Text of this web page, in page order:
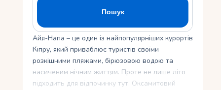
Айя-Напа – це один із найпопулярніших курортів
Кіпру, який приваблює туристів своїми
розкішними пляжами, бірюзовою водою та
насиченим нічним життям. Проте не лише літо
підходить для відпочинку тут. Оксамитовий